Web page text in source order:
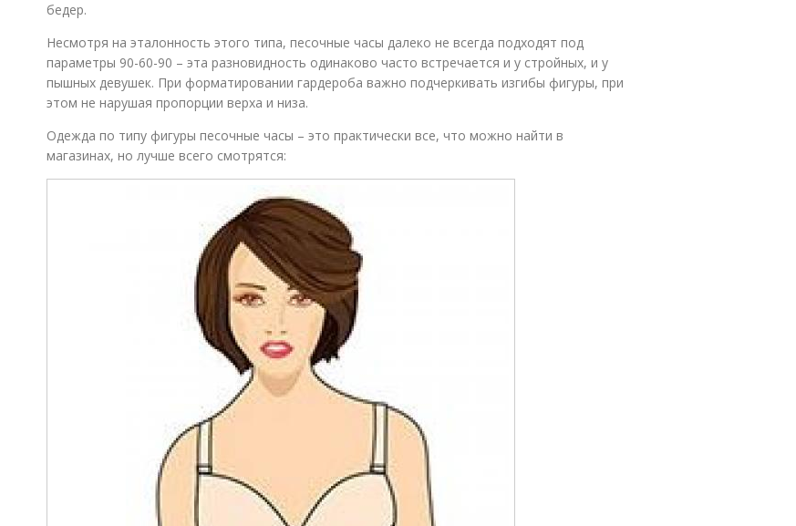
бедер.
Несмотря на эталонность этого типа, песочные часы далеко не всегда подходят под
параметры 90-60-90 – эта разновидность одинаково часто встречается и у стройных, и у
пышных девушек. При форматировании гардероба важно подчеркивать изгибы фигуры, при
этом не нарушая пропорции верха и низа.
Одежда по типу фигуры песочные часы – это практически все, что можно найти в
магазинах, но лучше всего смотрятся: